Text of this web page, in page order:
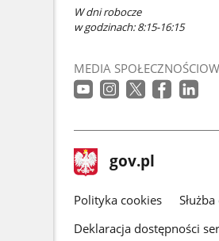
W dni robocze
w godzinach: 8:15-16:15
MEDIA
stopka
gov.pl Strona
gov.pl
gov.pl
Polityka cookies
Deklaracja dostępności